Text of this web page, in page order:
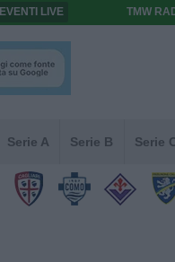
EVENTI LIVE TMW
Serie A Serie B Serie